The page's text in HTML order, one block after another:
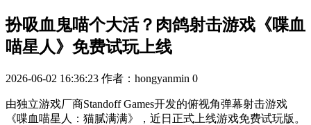
扮吸血鬼喵个大活？肉鸽射击游戏《喋血
喵星人》免费试玩上线
2026-06-02 16:36:23 作者：hongyanmin 0
由独立游戏厂商Standoff Games开发的俯视角弹幕射击游戏
《喋血喵星人：猫腻满满》，近日正式上线游戏免费试玩版。